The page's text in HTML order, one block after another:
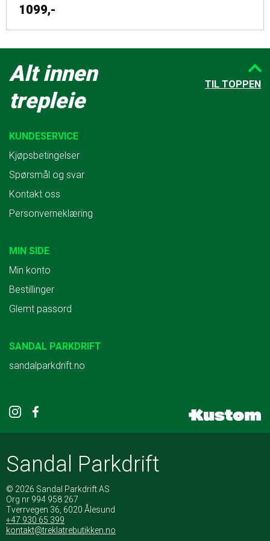
1099,-
Alt innen
trepleie
KUNDESERVICE
Kjøpsbetingelser
Spørsmål og svar
Kontakt oss
Personverneklæring
MIN SIDE
Min konto
Bestillinger
Glemt passord
SANDAL PARKDRIFT
sandalparkdrift.no
Sandal Parkdrift
© 2026 Sandal Parkdrift AS
Org nr 994 958 267
Tverrvegen 36, 6020 Ålesund
+47 930 65 399
kontakt@treklatrebutikken.no
TIL TOPPEN